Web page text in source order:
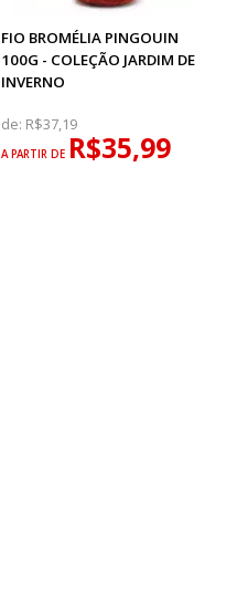
FIO BROMÉLIA PINGOUIN
100G - COLEÇÃO JARDIM DE
INVERNO
de: R$37,19
A PARTIR DE R$35,99